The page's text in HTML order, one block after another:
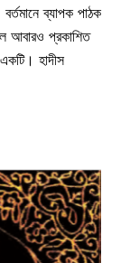
ব্যাপক পাঠক
আবারও প্রকাশিত
হাদীস